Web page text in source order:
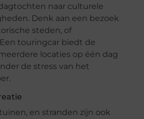
naar culturele
Denk aan een bezoek
steden, of
touringcar biedt de
locaties op één dag
de stress van het
en stranden zijn ook